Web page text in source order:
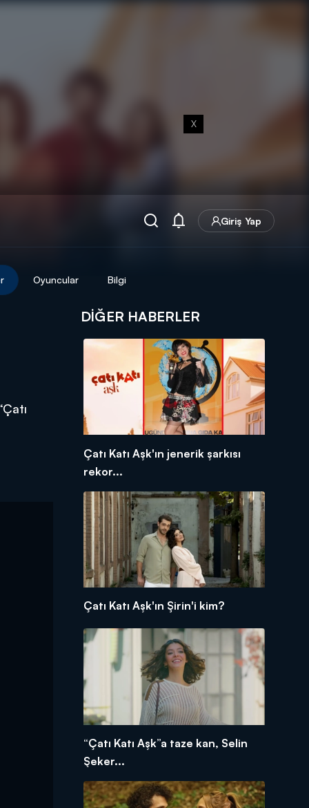
X
Giriş Yap
Oyuncular Bilgi
DIĞER HABERLER
Çatı Katı Aşk'ın jenerik şarkısı
rekor...
Çatı Katı Aşk'ın Şirin'i kim?
“Çatı Katı Aşk”a taze kan, Selin
Şeker...